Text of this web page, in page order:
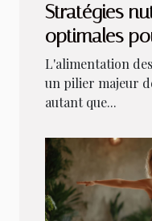
Stratégies
optimales
conseils
L'alimentation
un pilier majeur
autant que...